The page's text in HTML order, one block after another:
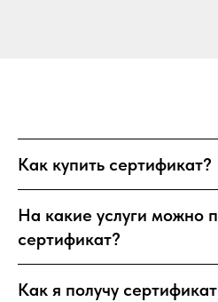
Как купить сертификат?
На какие услуги можно
сертификат?
Как я получу